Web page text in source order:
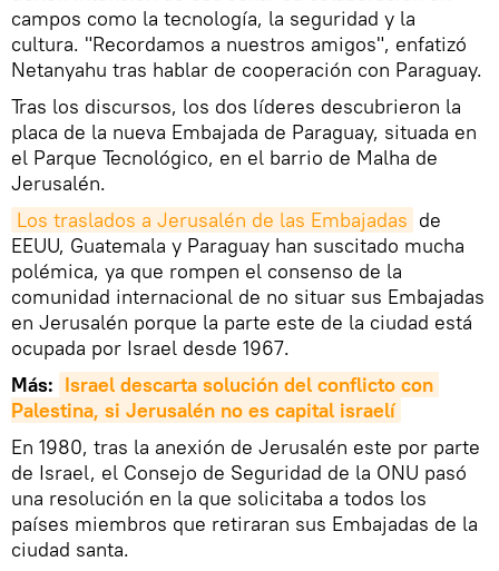
campos como la tecnología, la seguridad y la
cultura. "Recordamos a nuestros amigos", enfatizó
Netanyahu tras hablar de cooperación con Paraguay.
Tras los discursos, los dos líderes descubrieron la
placa de la nueva Embajada de Paraguay, situada en
el Parque Tecnológico, en el barrio de Malha de
Jerusalén.
Los traslados a Jerusalén de las Embajadas de
EEUU, Guatemala y Paraguay han suscitado mucha
polémica, ya que rompen el consenso de la
comunidad internacional de no situar sus Embajadas
en Jerusalén porque la parte este de la ciudad está
ocupada por Israel desde 1967.
Más: Israel descarta solución del conflicto con
Palestina, si Jerusalén no es capital israelí
En 1980, tras la anexión de Jerusalén este por parte
de Israel, el Consejo de Seguridad de la ONU pasó
una resolución en la que solicitaba a todos los
países miembros que retiraran sus Embajadas de la
ciudad santa.